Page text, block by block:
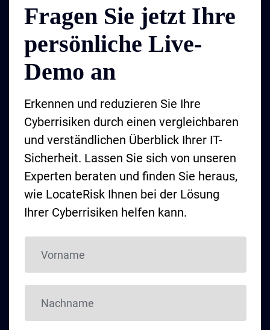
Fragen Sie jetzt Ihre
persönliche Live-
Demo an
Erkennen und reduzieren Sie Ihre
Cyberrisiken durch einen vergleichbaren
und verständlichen Überblick Ihrer IT-
Sicherheit. Lassen Sie sich von unseren
Experten beraten und finden Sie heraus,
wie LocateRisk Ihnen bei der Lösung
Ihrer Cyberrisiken helfen kann.